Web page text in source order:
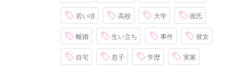
若い頃 高校 大学 彼氏
離婚 生い立ち 事件 彼女
自宅 息子 学歴 実家